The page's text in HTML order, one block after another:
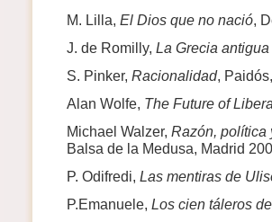
M. Lilla, El Dios que no nació,
J. de Romilly, La Grecia
S. Pinker, Racionalidad,
Alan Wolfe, The Future of
Michael Walzer, Razón, política
Balsa de la Medusa, Madrid
P. Odifredi, Las mentiras de
P.Emanuele, Los cien táleros